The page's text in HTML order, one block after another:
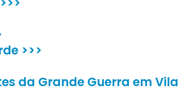
>>>
da Grande Guerra em Vila